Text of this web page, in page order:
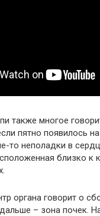
также многое
пятно появилось
то неполадки в
близко к
органа говорит о
– зона почек.